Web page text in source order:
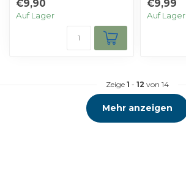
€9,90
Auf Lager
€9,99
Auf Lager
Zeige 1 - 12 von 14
Mehr anzeigen